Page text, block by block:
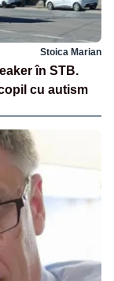
Stoica Marian
în STB.
cu autism